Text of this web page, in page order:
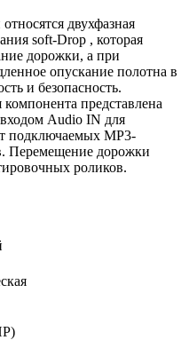
двухфазная
soft-Drop , которая
дорожки, а при
опускание полотна в
и безопасность.
представлена
Audio IN для
подключаемых MP3-
Перемещение дорожки
роликов.